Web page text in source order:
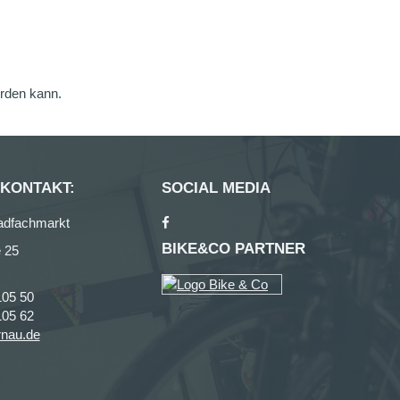
kann.
25
50
62
SOCIAL MEDIA
BIKE&CO PARTNER